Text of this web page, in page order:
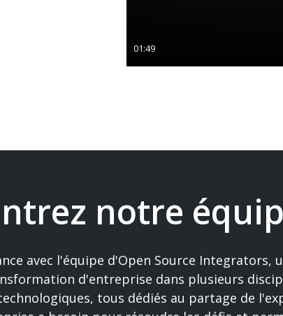
01:49
notre
avec l'équipe d'Open Source Integrators,
d'entreprise dans plusieurs
tous dédiés au partage de